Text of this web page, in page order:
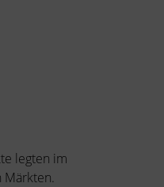
legten im
Märkten.